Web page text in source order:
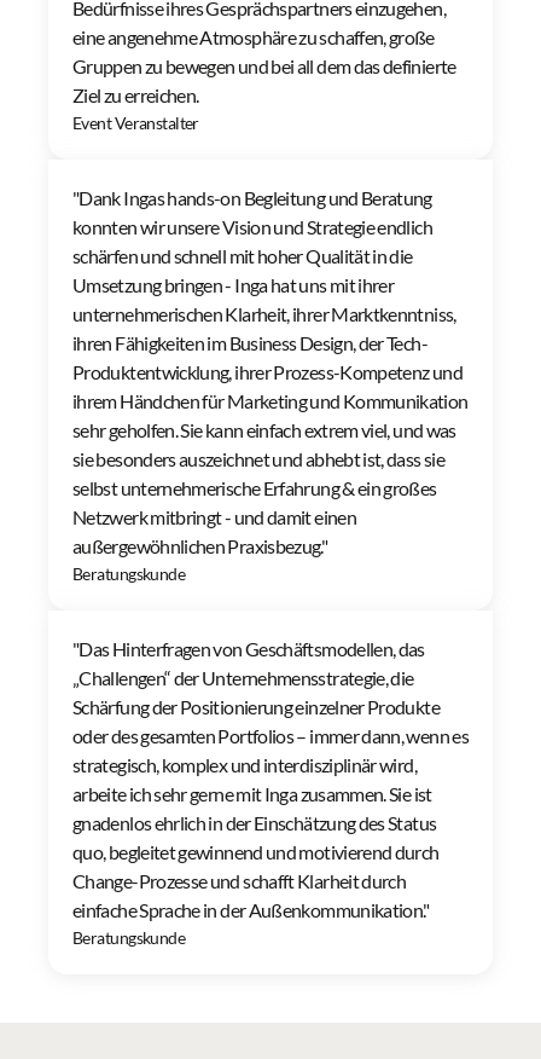
Bedürfnisse ihres Gesprächspartners einzugehen,
eine angenehme Atmosphäre zu schaffen, große
Gruppen zu bewegen und bei all dem das definierte
Ziel zu erreichen.
Event Veranstalter
"Dank Ingas hands-on Begleitung und Beratung
konnten wir unsere Vision und Strategie endlich
schärfen und schnell mit hoher Qualität in die
Umsetzung bringen - Inga hat uns mit ihrer
unternehmerischen Klarheit, ihrer Marktkenntniss,
ihren Fähigkeiten im Business Design, der Tech-
Produktentwicklung, ihrer Prozess-Kompetenz und
ihrem Händchen für Marketing und Kommunikation
sehr geholfen. Sie kann einfach extrem viel, und was
sie besonders auszeichnet und abhebt ist, dass sie
selbst unternehmerische Erfahrung & ein großes
Netzwerk mitbringt - und damit einen
außergewöhnlichen Praxisbezug."
Beratungskunde
"Das Hinterfragen von Geschäftsmodellen, das
„Challengen“ der Unternehmensstrategie, die
Schärfung der Positionierung einzelner Produkte
oder des gesamten Portfolios – immer dann, wenn es
strategisch, komplex und interdisziplinär wird,
arbeite ich sehr gerne mit Inga zusammen. Sie ist
gnadenlos ehrlich in der Einschätzung des Status
quo, begleitet gewinnend und motivierend durch
Change-Prozesse und schafft Klarheit durch
einfache Sprache in der Außenkommunikation."
Beratungskunde